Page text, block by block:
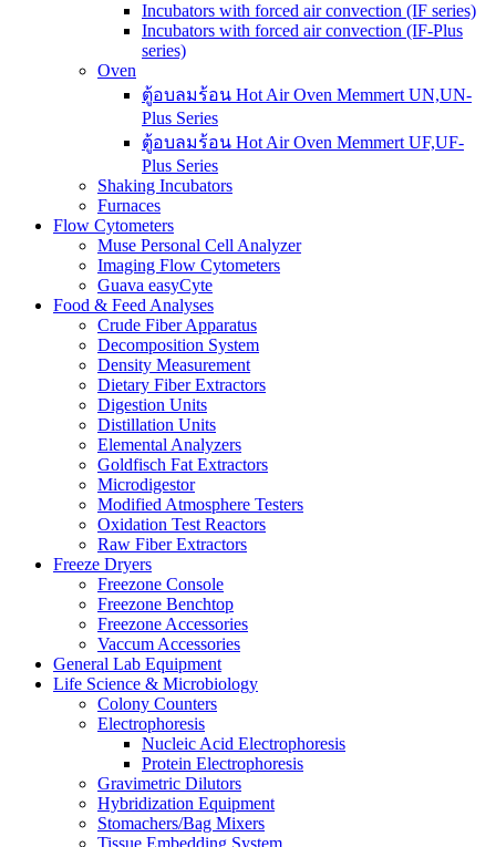
Incubators with forced air convection (IF series)
Incubators with forced air convection (IF-Plus
series)
Oven
ตู้อบลมร้อน Hot Air Oven Memmert UN,UN-
Plus Series
ตู้อบลมร้อน Hot Air Oven Memmert UF,UF-
Plus Series
Shaking Incubators
Furnaces
Flow Cytometers
Muse Personal Cell Analyzer
Imaging Flow Cytometers
Guava easyCyte
Food & Feed Analyses
Crude Fiber Apparatus
Decomposition System
Density Measurement
Dietary Fiber Extractors
Digestion Units
Distillation Units
Elemental Analyzers
Goldfisch Fat Extractors
Microdigestor
Modified Atmosphere Testers
Oxidation Test Reactors
Raw Fiber Extractors
Freeze Dryers
Freezone Console
Freezone Benchtop
Freezone Accessories
Vaccum Accessories
General Lab Equipment
Life Science & Microbiology
Colony Counters
Electrophoresis
Nucleic Acid Electrophoresis
Protein Electrophoresis
Gravimetric Dilutors
Hybridization Equipment
Stomachers/Bag Mixers
Tissue Embedding System